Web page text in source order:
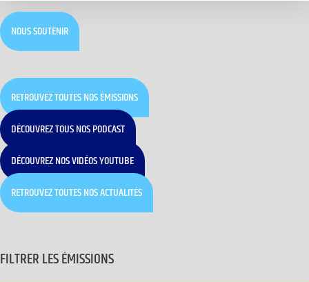
NOUS SOUTENIR
RETROUVEZ TOUTES NOS ÉMISSIONS
DÉCOUVREZ TOUS NOS PODCAST
DÉCOUVREZ NOS VIDÉOS YOUTUBE
RETROUVEZ TOUTES NOS ACTUALITÉS
FILTRER LES ÉMISSIONS